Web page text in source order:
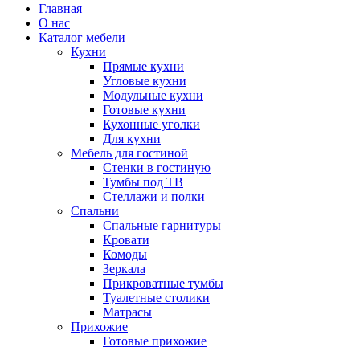
Главная
О нас
Каталог мебели
Кухни
Прямые кухни
Угловые кухни
Модульные кухни
Готовые кухни
Кухонные уголки
Для кухни
Мебель для гостиной
Стенки в гостиную
Тумбы под ТВ
Стеллажи и полки
Спальни
Спальные гарнитуры
Кровати
Комоды
Зеркала
Прикроватные тумбы
Туалетные столики
Матрасы
Прихожие
Готовые прихожие